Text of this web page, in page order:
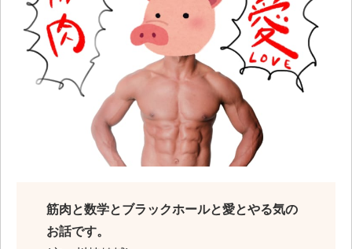
筋肉と数学とブラックホールと愛とやる気の
お話です。